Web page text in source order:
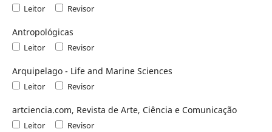
Leitor Revisor
Antropológicas
Leitor Revisor
Arquipelago - Life and Marine Sciences
Leitor Revisor
artciencia.com, Revista de Arte, Ciência e Comunicação
Leitor Revisor